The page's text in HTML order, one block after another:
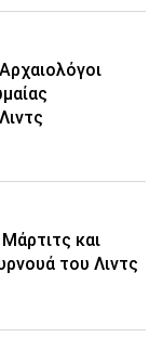
και
του Λιντς